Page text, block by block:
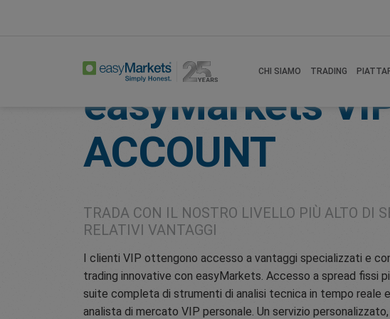
CHI SIAMO TRADING
easyMarkets
ACCOUNT
TRADA CON IL NOSTRO LIVELLO PIÙ ALTO DI
RELATIVI VANTAGGI
I clienti VIP ottengono accesso a vantaggi specializzati e
trading innovative con easyMarkets. Accesso a spread fissi
suite completa di strumenti di analisi tecnica in tempo reale
analista di mercato VIP personale. Un servizio